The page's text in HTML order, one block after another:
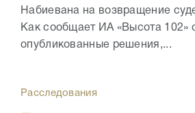
Набиевана на возвращение
Как сообщает ИА «Высота 102»
опубликованные решения,...
Расследования